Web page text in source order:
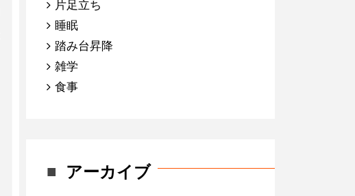
片足立ち
睡眠
踏み台昇降
雑学
食事
アーカイブ